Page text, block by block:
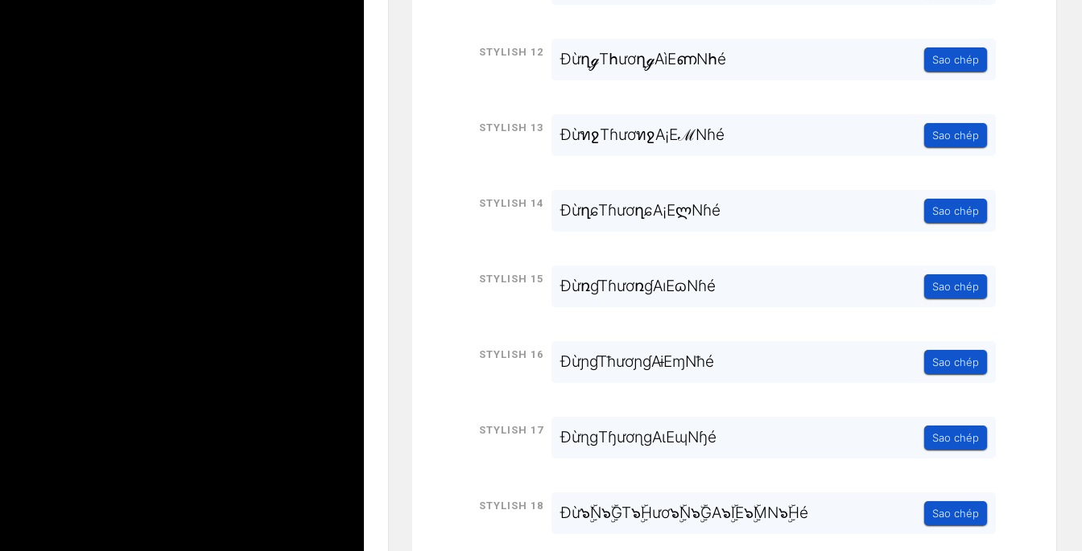
Stylish 12 ĐừղℊTհươղℊAìEണNհé Sao chép
Stylish 13 ĐừทջTɦươทջA¡EℳNɦé Sao chép
Stylish 14 ĐừղɕTɦươղɕA¡EლNɦé Sao chép
Stylish 15 ĐừռɠTɦươռɠAıEɷNɦé Sao chép
Stylish 16 ĐừɲɠTħươɲɠAɨEɱNħé Sao chép
Stylish 17 ĐừɳɡTɧươɳɡAɩEɰNɧé Sao chép
Stylish 18 Đừ๖ۣۜN๖ۣۜGT๖ۣۜHươ๖ۣۜN๖ۣۜGA๖ۣۜIE๖ۣۜMN๖ۣۜHé Sao chép